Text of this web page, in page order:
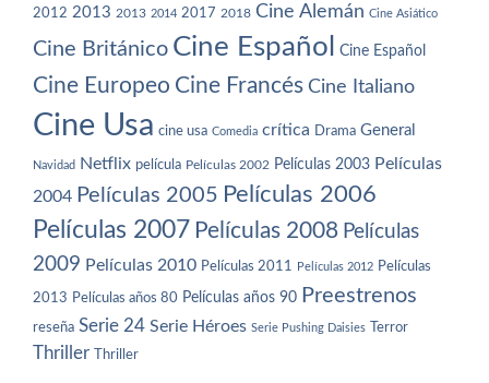
2012 2013 2013 2014 2017 2018 Cine Alemán Cine Asiático
Cine Británico Cine Español Cine Español
Cine Europeo Cine Francés Cine Italiano
Cine Usa cine usa Comedia crítica Drama General
Navidad Netflix película Películas 2002 Películas 2003 Películas
2004 Películas 2005 Películas 2006
Películas 2007 Películas 2008 Películas
2009 Películas 2010 Películas 2011 Películas 2012 Películas
2013 Películas años 80 Películas años 90 Preestrenos
reseña Serie 24 Serie Héroes Serie Pushing Daisies Terror
Thriller Thriller